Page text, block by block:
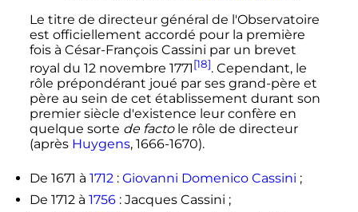
Le titre de directeur général de l'Observatoire
est officiellement accordé pour la première
fois à César-François Cassini par un brevet
royal du 12 novembre 1771[18]. Cependant, le
rôle prépondérant joué par ses grand-père et
père au sein de cet établissement durant son
premier siècle d'existence leur confère en
quelque sorte de factole rôle de directeur
(après Huygens, 1666-1670).
De 1671 à 1712: Giovanni Domenico Cassini ;
De 1712 à 1756: Jacques Cassini ;